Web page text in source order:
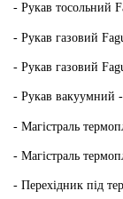
- Рукав тосольний
- Рукав газовий
- Рукав газовий
- Рукав вакуумний
- Магістраль
- Магістраль
- Перехідник під